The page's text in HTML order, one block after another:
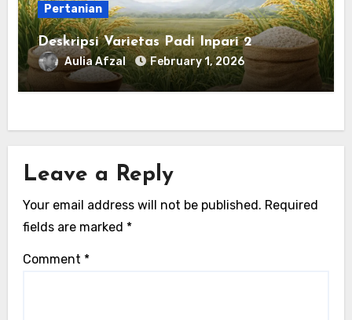
Pertanian
Deskripsi Varietas Padi Inpari 2
Aulia Afzal February 1, 2026
Leave a Reply
Your email address will not be published. Required
fields are marked *
Comment *